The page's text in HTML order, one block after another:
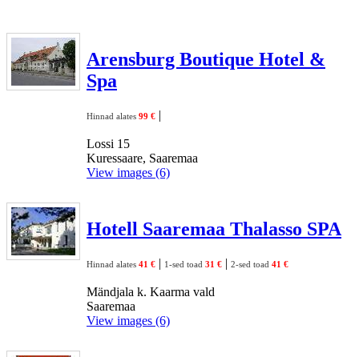
Arensburg Boutique Hotel &
Spa
Hinnad alates 99 € |
Lossi 15
Kuressaare, Saaremaa
View images (6)
Hotell Saaremaa Thalasso SPA
Hinnad alates 41 € | 1-sed toad 31 € | 2-sed toad 41 €
Mändjala k. Kaarma vald
Saaremaa
View images (6)